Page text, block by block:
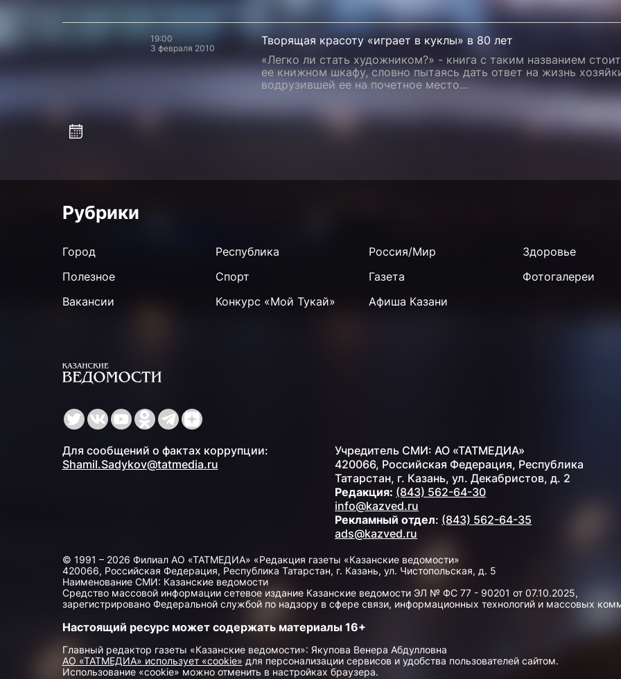
19:00
3 февраля 2010
Творящая красоту «играет в куклы» в 80 лет
«Легко ли стать художником?» - книга с таким названием
ее книжном шкафу, словно пытаясь дать ответ на жизнь
водрузившей ее на почетное место…
Рубрики
Город Республика Россия/Мир
Здоровье
Полезное
Спорт Газета
Фотогалереи
Вакансии
Конкурс «Мой Тукай» Афиша Казани
Для сообщений о фактах коррупции:
Shamil.Sadykov@tatmedia.ru
Учредитель СМИ: АО «ТАТМЕДИА»
420066, Российская Федерация, Республика
Татарстан, г. Казань, ул. Декабристов, д. 2
Редакция: (843) 562-64-30
info@kazved.ru
Рекламный отдел: (843) 562-64-35
ads@kazved.ru
© 1991 – 2026 Филиал АО «ТАТМЕДИА» «Редакция газеты «Казанские ведомости»
420066, Российская Федерация, Республика Татарстан, г. Казань, ул. Чистопольская, д. 5
Наименование СМИ: Казанские ведомости
Средство массовой информации сетевое издание Казанские ведомости ЭЛ № ФС 77 - 90201 от 07.10.2025,
зарегистрировано Федеральной службой по надзору в сфере связи, информационных технологий и массовых
Настоящий ресурс может содержать материалы 16+
Главный редактор газеты «Казанские ведомости»: Якупова Венера Абдулловна
АО «ТАТМЕДИА» использует «cookie» для персонализации сервисов и удобства пользователей сайтом.
Использование «cookie» можно отменить в настройках браузера.